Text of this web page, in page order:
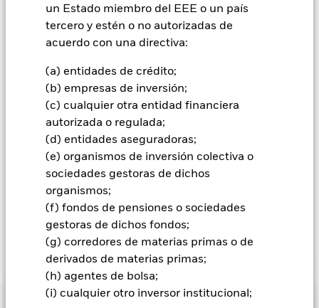
un Estado miembro del EEE o un país
tercero y estén o no autorizadas de
acuerdo con una directiva:
(a) entidades de crédito;
(b) empresas de inversión;
(c) cualquier otra entidad financiera
autorizada o regulada;
(d) entidades aseguradoras;
(e) organismos de inversión colectiva o
sociedades gestoras de dichos
organismos;
(f) fondos de pensiones o sociedades
gestoras de dichos fondos;
(g) corredores de materias primas o de
derivados de materias primas;
(h) agentes de bolsa;
(i) cualquier otro inversor institucional;
que figura justo debajo del nombre del fondo, podrá ver un
listado de todas las clases de acciones del fondo: las clases de
completo de todas las clases de acciones con cobertura de
gestora del fondo.
En la medida en que el Fondo opere en préstamos de valores
para reducir los gastos, el propio Fondo percibirá el 62,5% de
los ingresos asociadas que se generen, y el 37,5% restante se
recibirá por BlackRock en calidad de agente de préstamo de
valores. Debido a que el reparto de los ingresos por préstamos
de valores no incrementa los costes de funcionamiento del
Fondo, esto ha quedado excluido de los gastos corrientes.
BGF US Dollar Bond Fund
Rentabilidad